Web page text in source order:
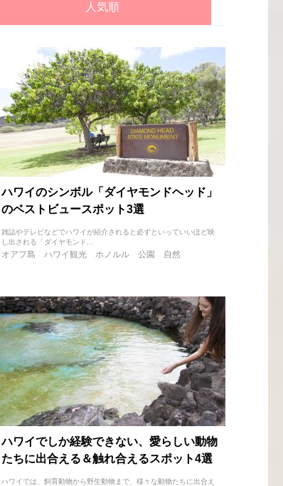
人気順
ハワイのシンボル「ダイヤモンドヘッド」
のベストビュースポット3選
雑誌やテレビなどでハワイが紹介されると必ずといっていいほど映
し出される「ダイヤモンド...
オアフ島 ハワイ観光 ホノルル 公園 自然
ハワイでしか経験できない、愛らしい動物
たちに出合える＆触れ合えるスポット4選
ハワイでは、飼育動物から野生動物まで、様々な動物たちに出合え